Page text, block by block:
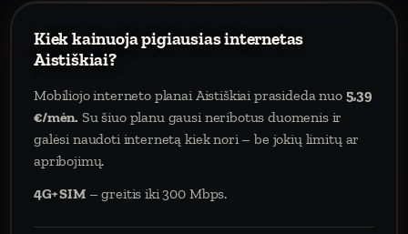
Kiek kainuoja pigiausias internetas
Aistiškiai?
Mobiliojo interneto planai Aistiškiai prasideda nuo 5,39
€/mėn. Su šiuo planu gausi neribotus duomenis ir
galėsi naudoti internetą kiek nori – be jokių limitų ar
apribojimų.
4G+ SIM– greitis iki 300 Mbps.